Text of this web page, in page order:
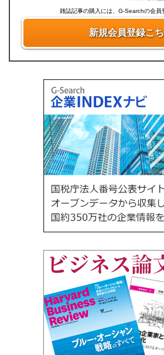
雑誌記事の購入には、G-Searchの会員
新規会員登録こ